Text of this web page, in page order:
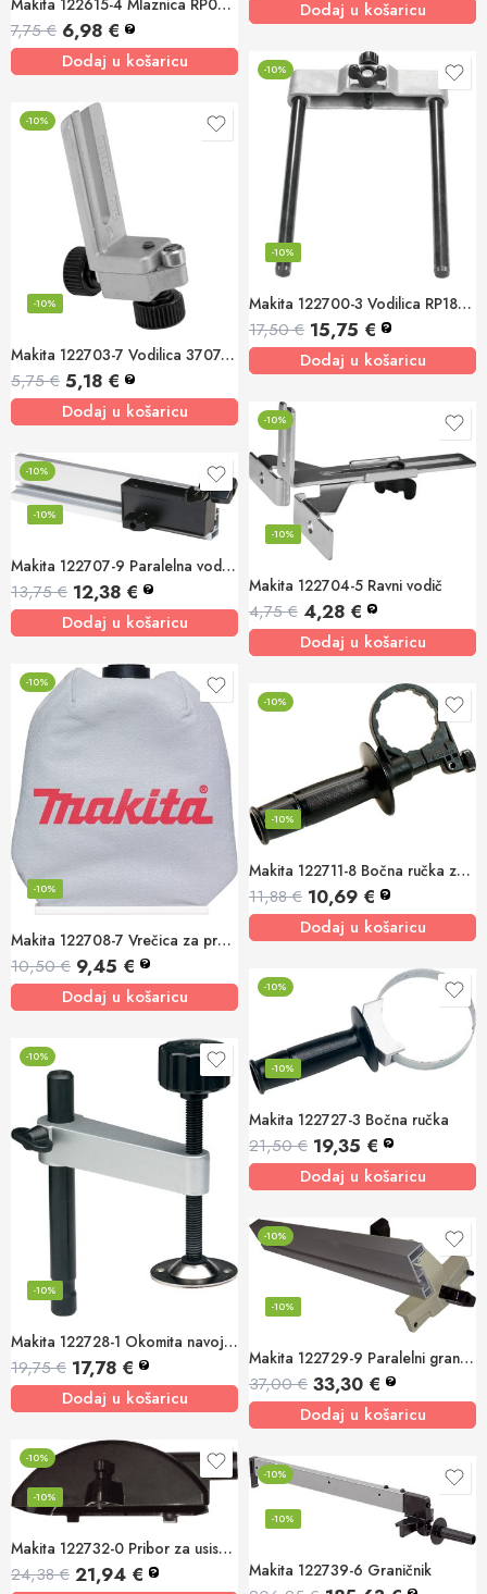
Makita 122615-4 Mlaznica RP0910/RP1110C
7,75€ 6,98 € ?
Dodaj u košaricu
Dodaj u košaricu
-10%
Makita 122700-3 Vodilica RP1800
-10%
17,50€ 15,75 € ?
Dodaj u košaricu
-10%
Makita 122703-7 Vodilica 3707/3707F/3700
-10%
5,75€ 5,18 € ?
Dodaj u košaricu -10%
Makita 122704-5 Ravni vodič
-10%
4,75€ 4,28 € ?
Dodaj u košaricu
-10%
Makita 122707-9 Paralelna vodilica
-10%
13,75€ 12,38 € ?
Dodaj u košaricu
-10%
Makita 122708-7 Vrečica za prašinu
-10%
10,50€ 9,45 € ?
Dodaj u košaricu
-10%
Makita 122711-8 Bočna ručka za 84*4D
-10%
11,88€ 10,69 € ?
Dodaj u košaricu
-10%
Makita 122727-3 Bočna ručka
-10%
21,50€ 19,35 € ?
Dodaj u košaricu
-10%
Makita 122728-1 Okomita navojna stega
-10%
19,75€ 17,78 € ?
Dodaj u košaricu
-10%
Makita 122729-9 Paralelni graničnik
-10%
37,00€ 33,30 € ?
Dodaj u košaricu
-10%
Makita 122732-0 Pribor za usisavanje
-10%
24,38€ 21,94 € ?
-10%
Makita 122739-6 Graničnik
-10%